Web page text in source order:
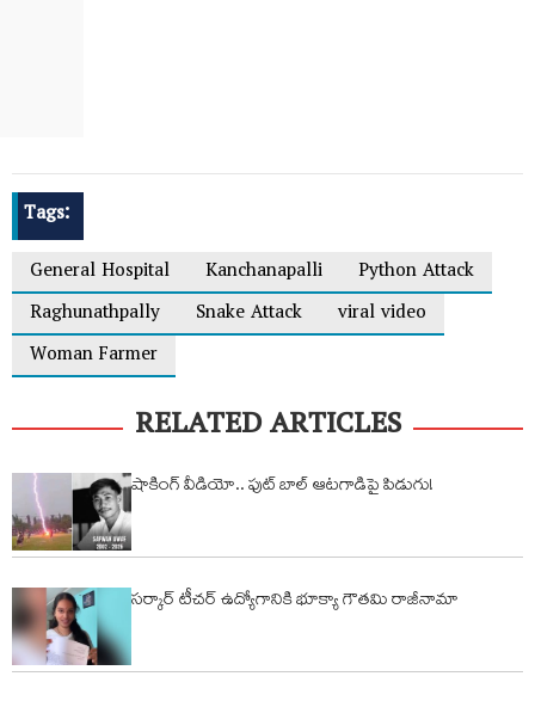
Tags:
General Hospital
Kanchanapalli
Python Attack
Raghunathpally
Snake Attack
viral video
Woman Farmer
RELATED ARTICLES
షాకింగ్ వీడియో.. ఫుట్ బాల్ ఆటగాడిపై పిడుగు!
సర్కార్ టీచర్ ఉద్యోగానికి భూక్యా గౌతమి రాజీనామా